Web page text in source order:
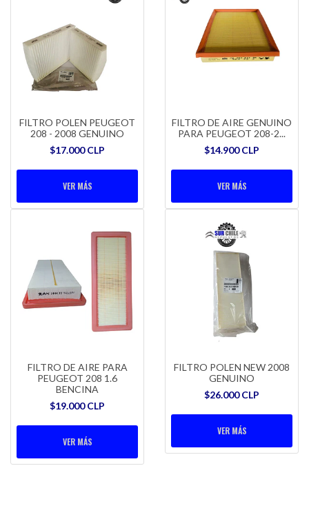
FILTRO POLEN PEUGEOT
208 - 2008 GENUINO
$17.000 CLP
VER MÁS
FILTRO DE AIRE GENUINO
PARA PEUGEOT 208-2...
$14.900 CLP
VER MÁS
FILTRO DE AIRE PARA
PEUGEOT 208 1.6
BENCINA
$19.000 CLP
VER MÁS
FILTRO POLEN NEW 2008
GENUINO
$26.000 CLP
VER MÁS